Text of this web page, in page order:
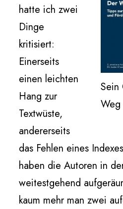
Sein
Weg
hatte ich zwei
Dinge
kritisiert:
Einerseits
einen leichten
Hang zur
Textwüste,
andererseits
das Fehlen eines
haben die Autoren in
weitestgehend
kaum mehr man zwei